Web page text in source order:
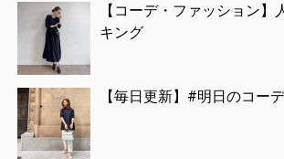
【コーデ・ファッション】
キング
【毎日更新】#明日のコー